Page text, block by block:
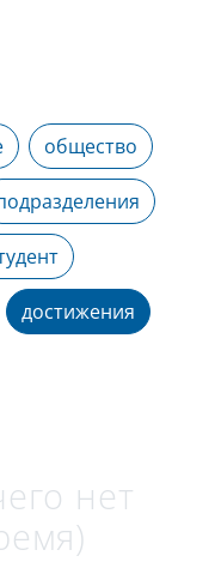
общество
достижения
нет